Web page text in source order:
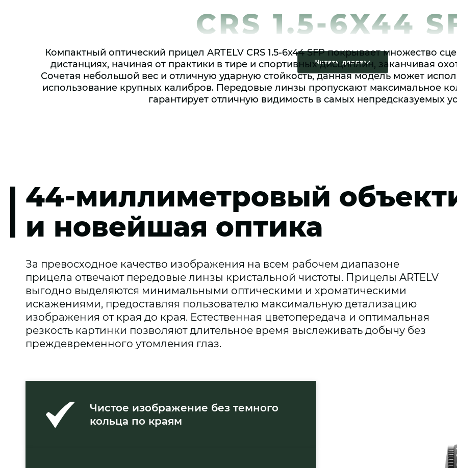
CRS 1.5-6X44
Компактный оптический прицел ARTELV CRS 1.5-6x44 SFP покрывает множество
дистанциях, начиная от практики в тире и спортивных дисциплин, заканчивая
Сочетая небольшой вес и отличную ударную стойкость, данная модель может
использование крупных калибров. Передовые линзы пропускают максимальное
гарантирует отличную видимость в самых непредсказуемых
44-миллиметровый
и новейшая оптика
За превосходное качество изображения на всем рабочем диапазоне
прицела отвечают передовые линзы кристальной чистоты. Прицелы ARTELV
выгодно выделяются минимальными оптическими и хроматическими
искажениями, предоставляя пользователю максимальную детализацию
изображения от края до края. Естественная цветопередача и оптимальная
резкость картинки позволяют длительное время выслеживать добычу без
преждевременного утомления глаз.
Чистое изображение без темного
кольца по краям
Читать далее